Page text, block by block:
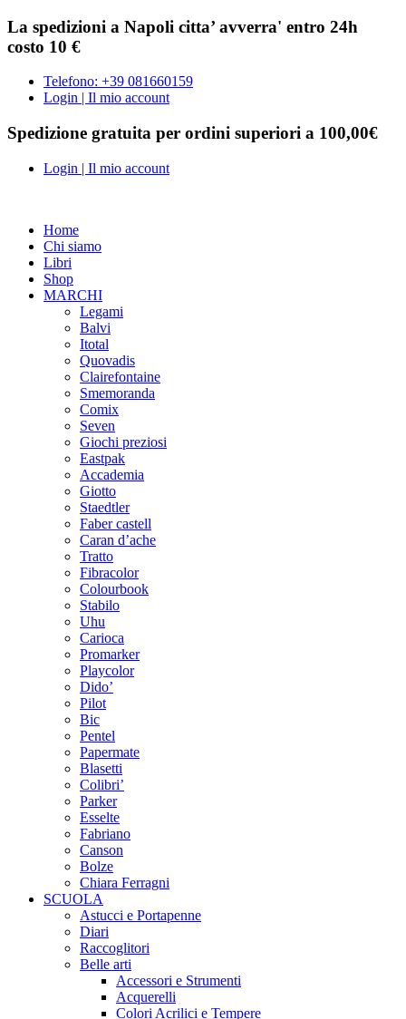
La spedizioni a Napoli citta’ avverra' entro 24h
costo 10 €
Telefono: +39 081660159
Login | Il mio account
Spedizione gratuita per ordini superiori a 100,00€
Login | Il mio account
Home
Chi siamo
Libri
Shop
MARCHI
Legami
Balvi
Itotal
Quovadis
Clairefontaine
Smemoranda
Comix
Seven
Giochi preziosi
Eastpak
Accademia
Giotto
Staedtler
Faber castell
Caran d’ache
Tratto
Fibracolor
Colourbook
Stabilo
Uhu
Carioca
Promarker
Playcolor
Dido’
Pilot
Bic
Pentel
Papermate
Blasetti
Colibri’
Parker
Esselte
Fabriano
Canson
Bolze
Chiara Ferragni
SCUOLA
Astucci e Portapenne
Diari
Raccoglitori
Belle arti
Accessori e Strumenti
Acquerelli
Colori Acrilici e Tempere